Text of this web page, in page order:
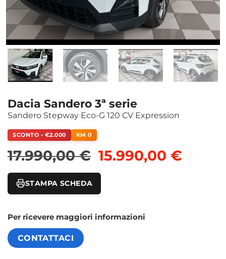
Dacia Sandero 3ª serie
Sandero Stepway Eco-G 120 CV Expression
SCONTO - €2.000 KM 0
17.990,00€ Il prezzo originale
15.990,00€
STAMPA SCHEDA
Per ricevere maggiori informazioni
CONTATTACI